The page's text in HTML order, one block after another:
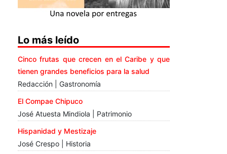
Lo más leído
Cinco frutas que crecen en el Caribe y que
tienen grandes beneficios para la salud
Redacción | Gastronomía
El Compae Chipuco
José Atuesta Mindiola | Patrimonio
Hispanidad y Mestizaje
José Crespo | Historia